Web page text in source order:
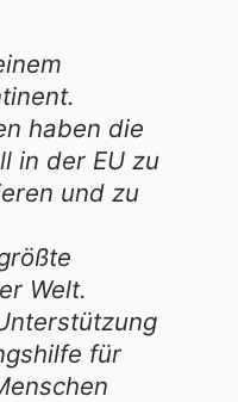
haben die
in der EU zu
und zu
Welt.
für